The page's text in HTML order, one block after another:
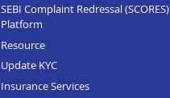
SEBI Complaint Redressal (SCORES)
Platform
Resource
Update KYC
Insurance Services